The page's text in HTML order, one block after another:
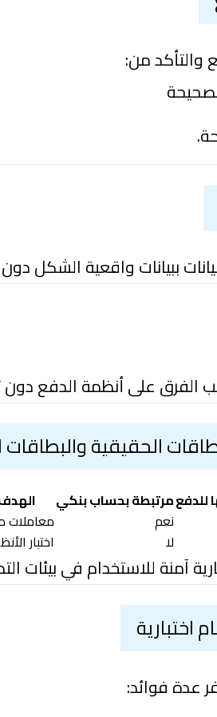
والتأكد من:
ببيانات واقعية الشكل
على أنظمة الدفع دون
الحقيقية والبطاقات
للدفعمرتبطة بحساب بنكي
نعم
معاملات
لا اختبار
آمنة للاستخدام في بيئات
اختبارية
عدة فوائد: